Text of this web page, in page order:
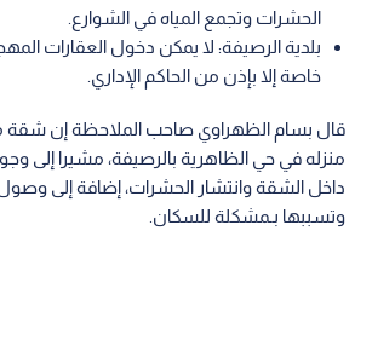
الحشرات وتجمع المياه في الشوارع.
بلدية الرصيفة: لا يمكن دخول العقارات
خاصة إلا بإذن من الحاكم الإداري.
قال بسام الظهراوي صاحب الملاحظة إن شقة
منزله في حي الظاهرية بالرصيفة، مشيرا إلى
داخل الشقة وانتشار الحشرات، إضافة إلى وصول
وتسببها بـمشكلة للسكان.